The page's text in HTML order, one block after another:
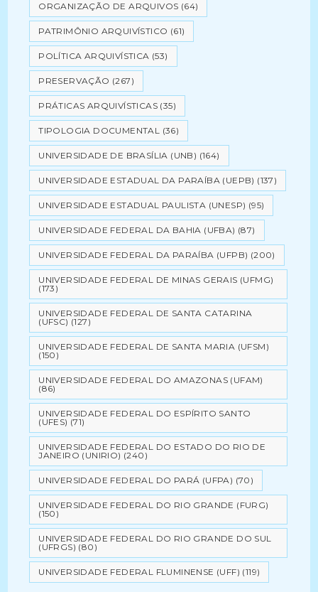
ORGANIZAÇÃO DE ARQUIVOS (64)
PATRIMÔNIO ARQUIVÍSTICO (61)
POLÍTICA ARQUIVÍSTICA (53)
PRESERVAÇÃO (267)
PRÁTICAS ARQUIVÍSTICAS (35)
TIPOLOGIA DOCUMENTAL (36)
UNIVERSIDADE DE BRASÍLIA (UNB) (164)
UNIVERSIDADE ESTADUAL DA PARAÍBA (UEPB) (137)
UNIVERSIDADE ESTADUAL PAULISTA (UNESP) (95)
UNIVERSIDADE FEDERAL DA BAHIA (UFBA) (87)
UNIVERSIDADE FEDERAL DA PARAÍBA (UFPB) (200)
UNIVERSIDADE FEDERAL DE MINAS GERAIS (UFMG)
(173)
UNIVERSIDADE FEDERAL DE SANTA CATARINA
(UFSC) (127)
UNIVERSIDADE FEDERAL DE SANTA MARIA (UFSM)
(150)
UNIVERSIDADE FEDERAL DO AMAZONAS (UFAM)
(86)
UNIVERSIDADE FEDERAL DO ESPÍRITO SANTO
(UFES) (71)
UNIVERSIDADE FEDERAL DO ESTADO DO RIO DE
JANEIRO (UNIRIO) (240)
UNIVERSIDADE FEDERAL DO PARÁ (UFPA) (70)
UNIVERSIDADE FEDERAL DO RIO GRANDE (FURG)
(150)
UNIVERSIDADE FEDERAL DO RIO GRANDE DO SUL
(UFRGS) (80)
UNIVERSIDADE FEDERAL FLUMINENSE (UFF) (119)